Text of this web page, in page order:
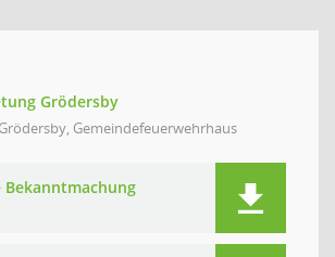
Grödersby
Grödersby, Gemeindefeuerwehrhaus